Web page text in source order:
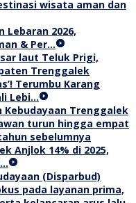
Lebaran 2026,
& Per…
Terumbu Karang
Lebi…
Anjlok 14% di 2025,